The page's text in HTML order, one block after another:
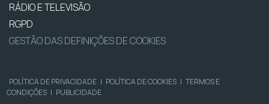
RÁDIO E TELEVISÃO
RGPD
GESTÃO DAS DEFINIÇÕES DE COOKIES
POLÍTICA DE PRIVACIDADE | POLÍTICA DE COOKIES | TERMOS E
CONDIÇÕES | PUBLICIDADE